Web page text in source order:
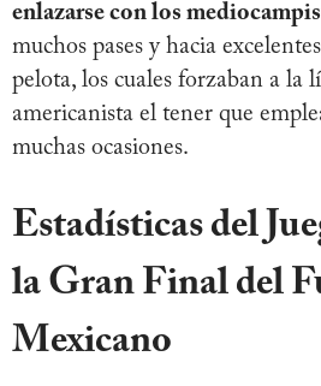
enlazarse con los
muchos pases y hacia
pelota, los cuales forzaban a la
americanista el tener que
muchas ocasiones.
Estadísticas del
la Gran Final del
Mexicano